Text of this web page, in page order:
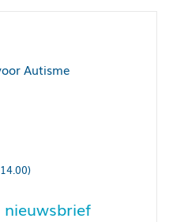
Autisme
nieuwsbrief